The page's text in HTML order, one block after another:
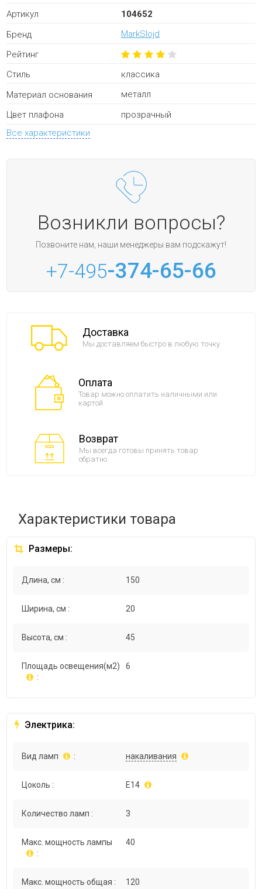
Артикул
104652
Бренд
MarkSlojd
Рейтинг
Стиль
классика
Материал основания
металл
Цвет плафона
прозрачный
Все характеристики
Возникли вопросы?
Позвоните нам, наши менеджеры вам подскажут!
+7-495-374-65-66
Доставка
Мы доставляем быстро в любую точку
Оплата
Товар можно оплатить наличными или
картой
Возврат
Мы всегда готовы принять товар
обратно
Характеристики товара
Размеры:
Длина, см : 150
Ширина, см : 20
Высота, см : 45
Площадь освещения(м2)
:
6
Электрика:
Вид ламп : накаливания
Цоколь : E14
Количество ламп : 3
Макс. мощность лампы
:
40
Макс. мощность общая : 120